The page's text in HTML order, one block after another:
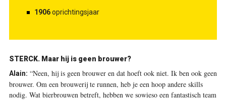
1906oprichtingsjaar
STERCK. Maar hij is geen brouwer?
Alain: “Neen, hij is geen brouwer en dat hoeft ook niet. Ik ben ook geen
brouwer. Om een brouwerij te runnen, heb je een hoop andere skills
nodig. Wat bierbrouwen betreft, hebben we sowieso een fantastisch team